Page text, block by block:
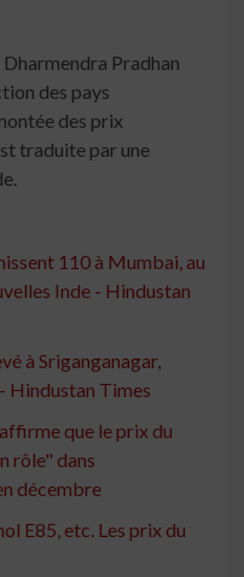
Pradhan
des pays
des prix
traduite par une
110 à Mumbai, au
Inde - Hindustan
à Sriganganagar,
Hindustan Times
que le prix du
rôle" dans
décembre
E85, etc. Les prix du